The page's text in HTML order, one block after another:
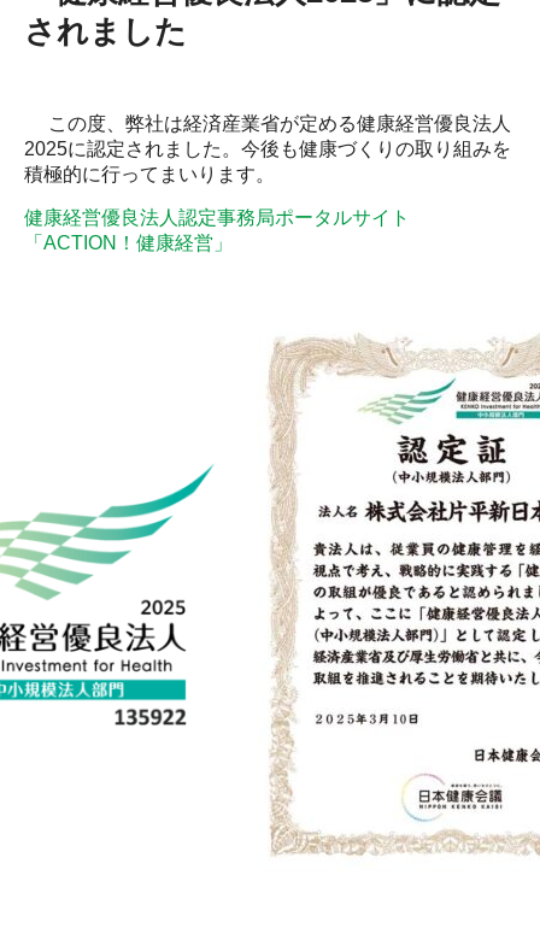
されました
この度、弊社は経済産業省が定める健康経営優良法人
2025に認定されました。今後も健康づくりの取り組みを
積極的に行ってまいります。
健康経営優良法人認定事務局ポータルサイト
「ACTION！健康経営」